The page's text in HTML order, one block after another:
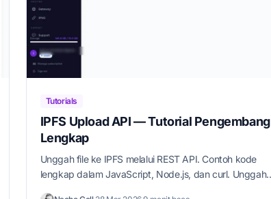
Tutorials
IPFS Upload API — Tutorial Pengembang
Lengkap
Unggah file ke IPFS melalui REST API. Contoh kode
lengkap dalam JavaScript, Node.js, dan curl. Unggah